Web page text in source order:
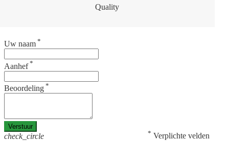
Quality
Uw naam *
Aanhef *
Beoordeling *
Verstuur
* Verplichte velden
check_circle